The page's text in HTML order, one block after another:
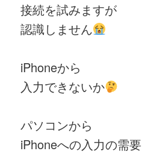
接続を試みますが
認識しません
iPhoneから
入力できないか
パソコンから
iPhoneへの入力の需要